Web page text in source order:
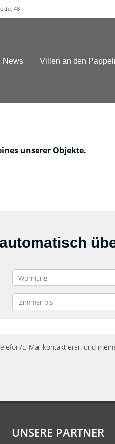
48
News Villen an den
unserer Objekte.
E-Mail kontaktieren und
UNSERE PARTNER